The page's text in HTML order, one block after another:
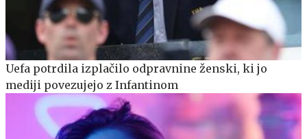
Uefa potrdila izplačilo odpravnine ženski, ki jo
mediji povezujejo z Infantinom